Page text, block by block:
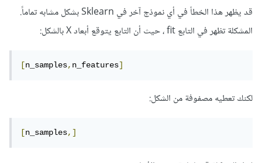
قد يظهر هذا الخطأ في أي نموذج آخر في Sklearn بشكل مشابه تماماً.
المشكلة تظهر في التابع fit ، حيث أن التابع يتوقع أبعاد X بالشكل:
[n_samples,n_features]
لكنك تعطيه مصفوفة من الشكل:
[n_samples,]